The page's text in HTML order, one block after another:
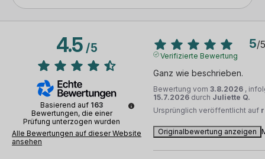
4.5/5
Basierend auf 163
Bewertungen, die einer
Prüfung unterzogen wurden
Alle Bewertungen auf dieser Website
ansehen
5/5
Verifizierte Bewertung
Ganz wie beschrieben.
Bewertung vom 3.8.2026 ,
15.7.2026 durch Juliette Q.
Ursprünglich veröffentlicht auf
Originalbewertung anzeigen